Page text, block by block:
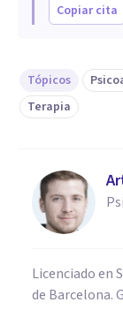
Copiar cita
Tópicos
Terapia
Licenciado en
de Barcelona.